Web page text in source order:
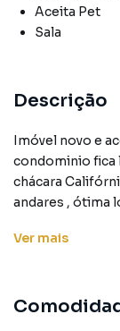
Aceita Pet
Sala
Descrição
Imóvel novo e aconchegante a venda com 2 dormitórios , o
condominio fica
chácara
andares , ótima
Carrão.
Ver mais